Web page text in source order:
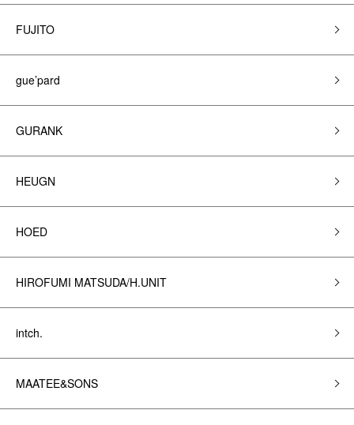
FUJITO
gue’pard
GURANK
HEUGN
HOED
HIROFUMI MATSUDA/H.UNIT
intch.
MAATEE&SONS